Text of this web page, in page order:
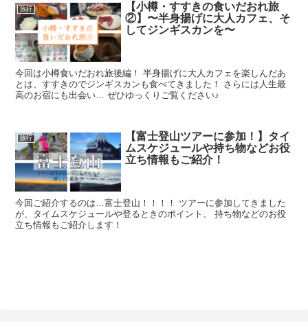
旅行
【小樽・すすきの食いだおれ旅
②】〜半身揚げに大人カフェ、そ
してジンギスカンを〜
今回は小樽食いだおれ旅後編！ 半身揚げに大人カフェを楽しんだあ
とは、すすきのでジンギスカンも食べてきました！ さらには人生最
高のお宿にも出会い… ぜひゆっくりご覧ください♪
旅行
【富士登山ツアーに参加！】タイ
ムスケジュールや持ち物などお役
立ち情報もご紹介！
今回ご紹介するのは…富士登山！！！！ ツアーに参加してきました
が、タイムスケジュールや登るときのポイント、 持ち物などのお役
立ち情報もご紹介します！